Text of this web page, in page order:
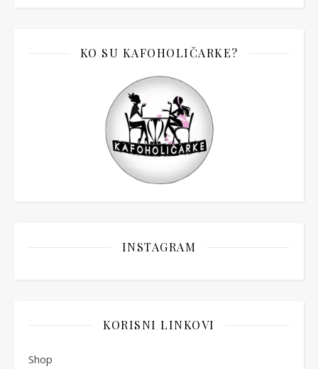
KO SU KAFOHOLIČARKE?
INSTAGRAM
KORISNI LINKOVI
Shop